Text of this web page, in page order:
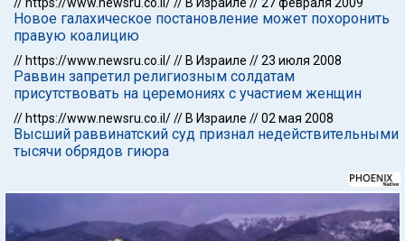
Новое галахическое постановление может похоронить
правую коалицию
// https://www.newsru.co.il/// В Израиле //23 июля 2008
Раввин запретил религиозным солдатам
присутствовать на церемониях с участием женщин
// https://www.newsru.co.il/// В Израиле //02 мая 2008
Высший раввинатский суд признал недействительными
тысячи обрядов гиюра